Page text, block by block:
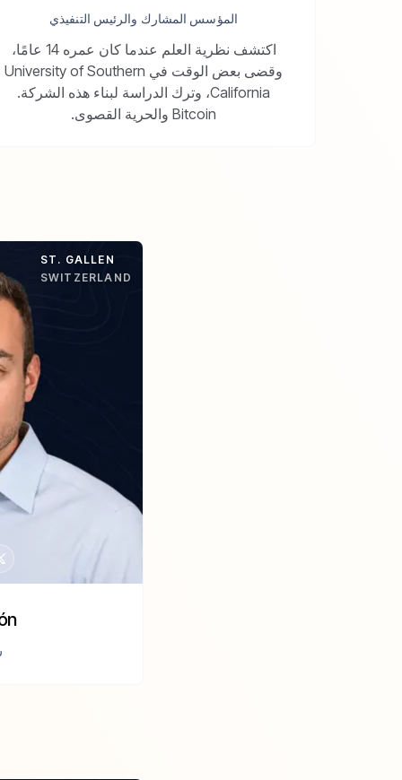
المؤسس المشارك والرئيس التنفيذي
اكتشف نظرية العلم عندما كان عمره 14 عامًا،
وقضى بعض الوقت في University of Southern
California، وترك الدراسة لبناء هذه الشركة.
Bitcoin والحرية القصوى.
ST. GALLEN
SWITZERLAND